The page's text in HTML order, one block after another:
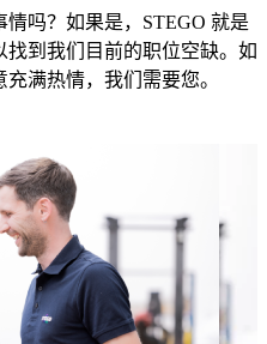
吗？如果是，STEGO 就是
到我们目前的职位空缺。如
满热情，我们需要您。